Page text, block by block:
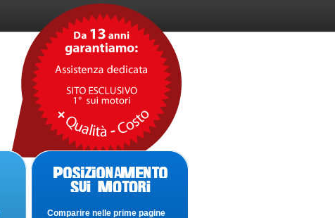
Comparire nelle prime pagine